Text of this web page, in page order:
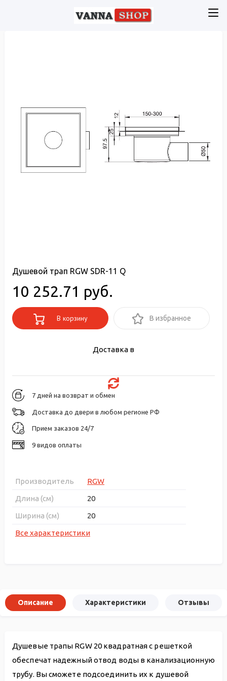
Душевой трап RGW SDR-11 Q
10 252.71 руб.
В корзину В избранное
Доставка в
7 дней на возврат и обмен
Доставка до двери в любом регионе РФ
Прием заказов 24/7
9 видов оплаты
Производитель
RGW
Длина (см)
20
Ширина (см)
20
Все характеристики
Описание Характеристики Отзывы
Душевые трапы RGW 20 квадратная с решеткой
обеспечат надежный отвод воды в канализационную
трубу. Вы сможете подсоединить их к душевой